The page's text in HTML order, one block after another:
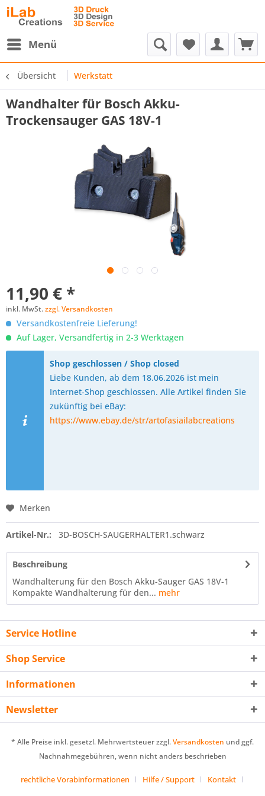
Menü
Übersicht Werkstatt
Wandhalter für Bosch Akku-
Trockensauger GAS 18V-1
11,90 € *
inkl. MwSt.zzgl. Versandkosten
Versandkostenfreie Lieferung!
Auf Lager, Versandfertig in 2-3 Werktagen
Shop geschlossen / Shop closed
Liebe Kunden, ab dem 18.06.2026 ist mein
Internet-Shop geschlossen. Alle Artikel finden Sie
zukünftig bei eBay:
https://www.ebay.de/str/artofasiailabcreations
Merken
Artikel-Nr.: 3D-BOSCH-SAUGERHALTER1.schwarz
Beschreibung
Wandhalterung für den Bosch Akku-Sauger GAS 18V-1
Kompakte Wandhalterung für den... mehr
Service Hotline
Shop Service
Informationen
Newsletter
* Alle Preise inkl. gesetzl. Mehrwertsteuer zzgl.Versandkosten und ggf.
Nachnahmegebühren, wenn nicht anders beschrieben
rechtliche Vorabinformationen Hilfe / Support
Kontakt